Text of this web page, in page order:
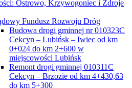
Ostrowo, Krzywogoniec i Zdroje
Fundusz Rozwoju Dróg
Budowa drogi gminnej nr 010323C
Cekcyn – Lubińsk – Iwiec od km
0+024 do km 2+600 w
miejscowości Lubińsk
Remont drogi gminnej 010311C
Cekcyn – Brzozie od km 4+430,63
do km 5+300